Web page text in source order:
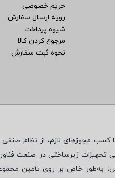
حریم خصوصی
رویه ارسال سفارش
شیوه پرداخت
مرجوع کردن کالا
نحوه ثبت سفارش
کسب مجوزهای لازم، از نظام
تجهیزات زیرساختی در صنعت
به‌طور خاص بر روی تأمین